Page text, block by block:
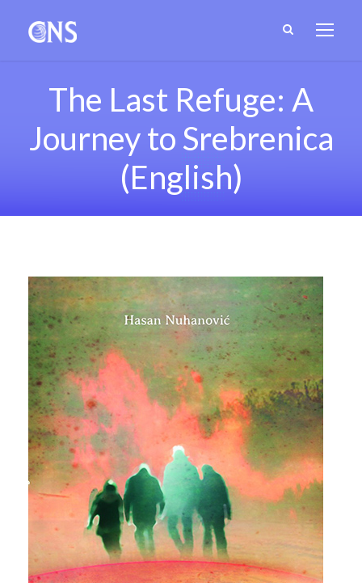
The Last Refuge: A
Journey to Srebrenica
(English)